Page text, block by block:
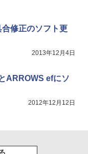
修正のソフト更
2013年12月4日
ARROWS efにソ
2012年12月12日